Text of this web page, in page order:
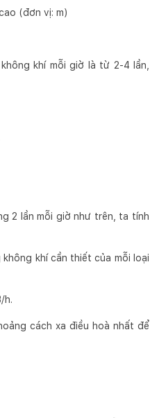
(đơn vị: m)
khí mỗi giờ là từ 2-4 lần,
2 lần mỗi giờ như trên, ta tính
khí cần thiết của mỗi loại
h.
cách xa điều hoà nhất để